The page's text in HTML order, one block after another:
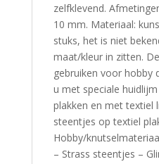
zelfklevend.
10 mm. Materiaal:
stuks, het is niet
maat/kleur in zitten.
gebruiken voor hobby
u met speciale
plakken en met textiel
steentjes op textiel
Hobby/
– Strass steentjes –